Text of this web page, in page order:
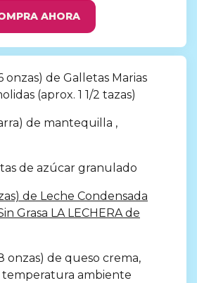
AHORA
onzas) de Galletas Marias
(aprox. 1 1/2 tazas)
de mantequilla ,
de azúcar granulado
de Leche Condensada
Grasa LA LECHERA de
onzas) de queso crema,
temperatura ambiente